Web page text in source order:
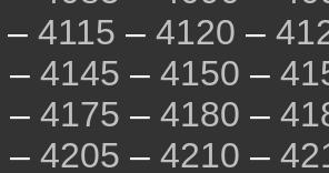
– 4115 – 4120 –
– 4145 – 4150 –
– 4175 – 4180 –
– 4205 – 4210 –